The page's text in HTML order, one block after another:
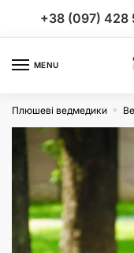
+38 (097) 428
MENU
Плюшеві ведмедики »